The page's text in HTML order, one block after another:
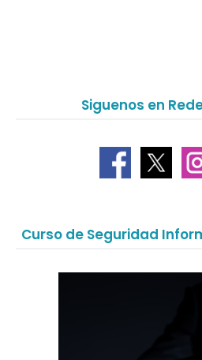
Siguenos en
Curso de Seguridad